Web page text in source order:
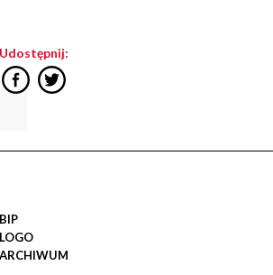
Udostępnij:
BIP
LOGO
ARCHIWUM